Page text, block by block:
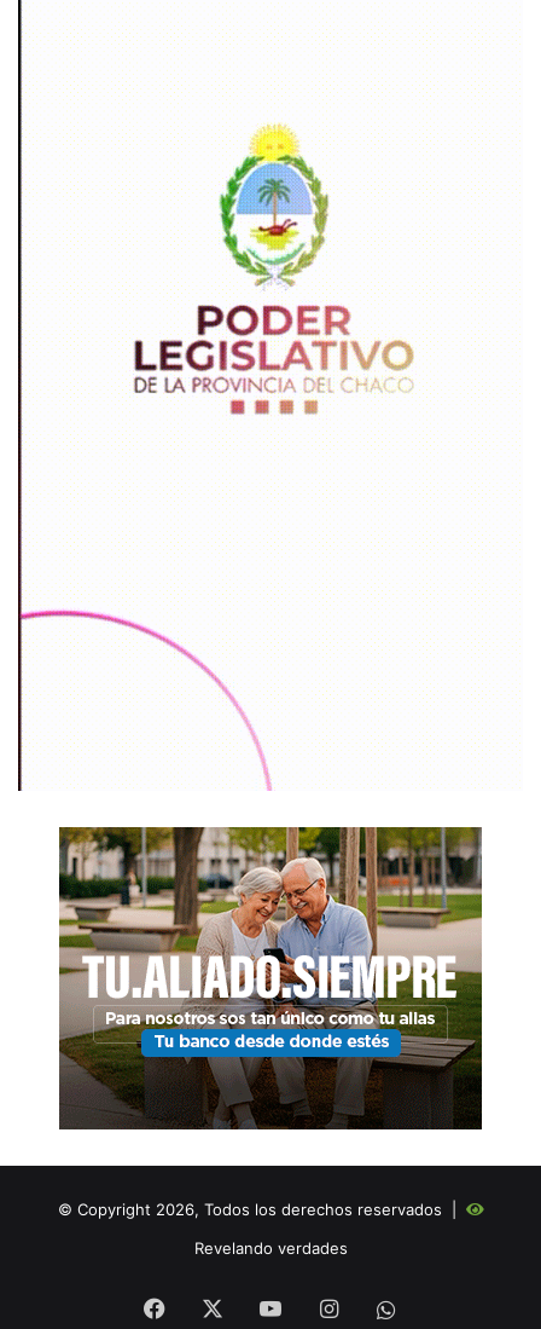
© Copyright 2026, Todos los derechos reservados |
Revelando verdades
Facebook YouTubeInstagram